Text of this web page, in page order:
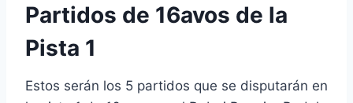
Partidos de 16avos de la
Pista 1
Estos serán los 5 partidos que se disputarán en